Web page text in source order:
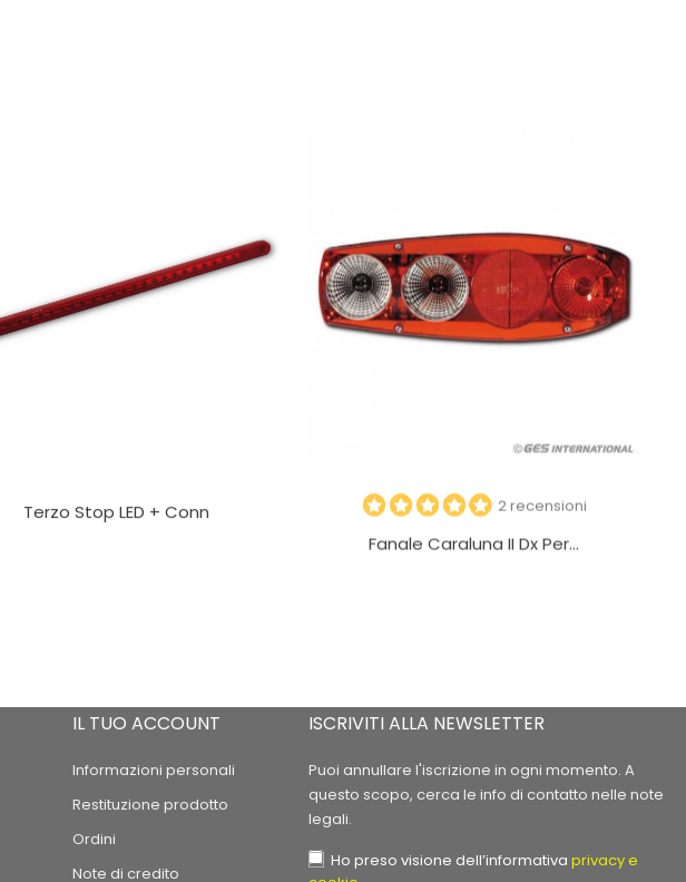
Terzo Stop LED + Conn 2 recensioni
Fanale Caraluna II Dx Per...
IL TUO ACCOUNT
Informazioni personali
Restituzione prodotto
Ordini
Note di credito
ISCRIVITI ALLA NEWSLETTER
Puoi annullare l'iscrizione in ogni momento. A
questo scopo, cerca le info di contatto nelle note
legali.
Ho preso visione dell’informativaprivacy e